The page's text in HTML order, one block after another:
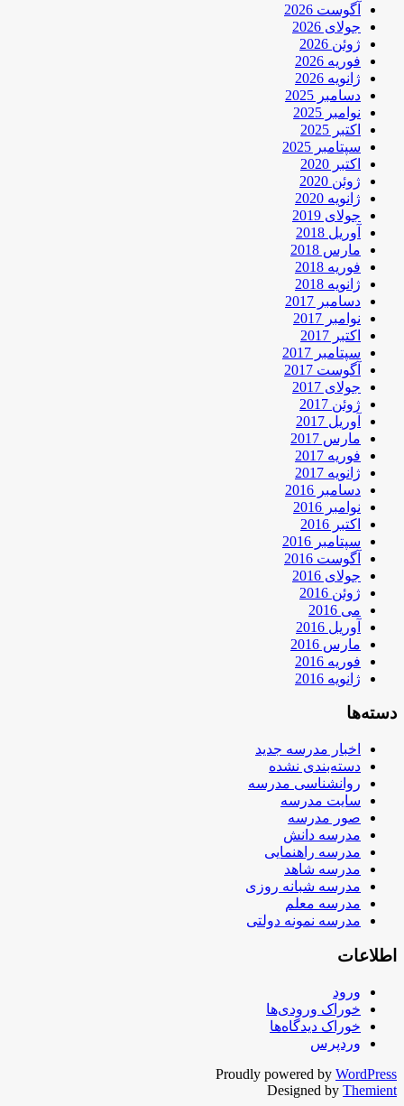
آگوست 2026
جولای 2026
ژوئن 2026
فوریه 2026
ژانویه 2026
دسامبر 2025
نوامبر 2025
اکتبر 2025
سپتامبر 2025
اکتبر 2020
ژوئن 2020
ژانویه 2020
جولای 2019
آوریل 2018
مارس 2018
فوریه 2018
ژانویه 2018
دسامبر 2017
نوامبر 2017
اکتبر 2017
سپتامبر 2017
آگوست 2017
جولای 2017
ژوئن 2017
آوریل 2017
مارس 2017
فوریه 2017
ژانویه 2017
دسامبر 2016
نوامبر 2016
اکتبر 2016
سپتامبر 2016
آگوست 2016
جولای 2016
ژوئن 2016
می 2016
آوریل 2016
مارس 2016
فوریه 2016
ژانویه 2016
دسته‌ها
اخبار مدرسه جدید
دسته‌بندی نشده
روانشناسی مدرسه
سایت مدرسه
صور مدرسه
مدرسه دانش
مدرسه راهنمایی
مدرسه شاهد
مدرسه شبانه روزی
مدرسه معلم
مدرسه نمونه دولتی
اطلاعات
ورود
خوراک ورودی‌ها
خوراک دیدگاه‌ها
وردپرس
Proudly powered by WordPress
Designed by Themient